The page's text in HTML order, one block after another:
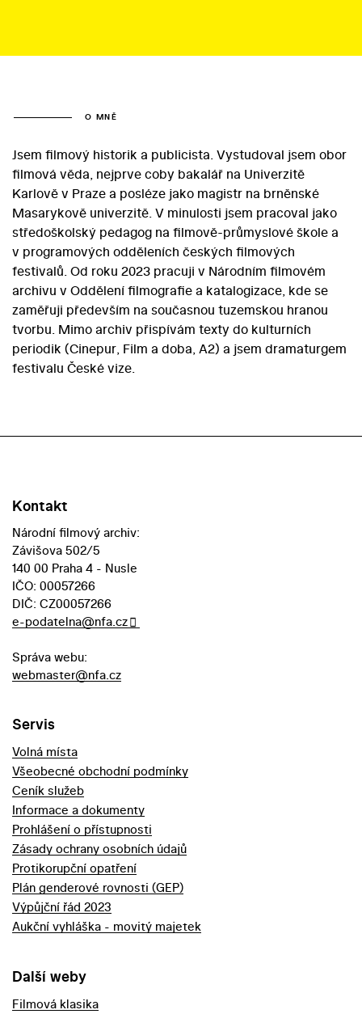
O MNĚ
Jsem filmový historik a publicista. Vystudoval jsem obor
filmová věda, nejprve coby bakalář na Univerzitě
Karlově v Praze a posléze jako magistr na brněnské
Masarykově univerzitě. V minulosti jsem pracoval jako
středoškolský pedagog na filmově-průmyslové škole a
v programových odděleních českých filmových
festivalů. Od roku 2023 pracuji v Národním filmovém
archivu v Oddělení filmografie a katalogizace, kde se
zaměřuji především na současnou tuzemskou hranou
tvorbu. Mimo archiv přispívám texty do kulturních
periodik (Cinepur, Film a doba, A2) a jsem dramaturgem
festivalu České vize.
Kontakt
Národní filmový archiv:
Závišova 502/5
140 00 Praha 4 - Nusle
IČO: 00057266
DIČ: CZ00057266
e-podatelna@nfa.cz
Správa webu:
webmaster@nfa.cz
Servis
Volná místa
Všeobecné obchodní podmínky
Ceník služeb
Informace a dokumenty
Prohlášení o přístupnosti
Zásady ochrany osobních údajů
Protikorupční opatření
Plán genderové rovnosti (GEP)
Výpůjční řád 2023
Aukční vyhláška - movitý majetek
Další weby
Filmová klasika